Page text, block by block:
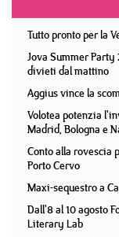
Tutto pronto per la
Jova Summer
divieti dal mattino
Aggius vince la
Volotea potenzia
Madrid, Bologna e
Conto alla rovescia
Porto Cervo
Maxi-sequestro a
Dall'8 al 10 agosto
Literary Lab